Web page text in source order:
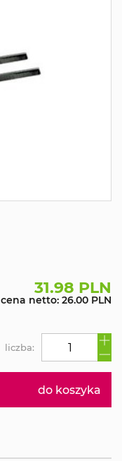
31.98 PLN
cena netto: 26.00 PLN
do koszyka
liczba: